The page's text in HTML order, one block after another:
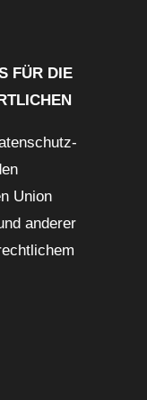
FÜR DIE
Union
anderer